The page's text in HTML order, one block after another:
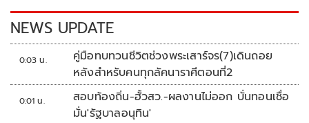
k k
NEWS UPDATE
0:03 น.
คู่มือทบทวนชีวิตช่วงพระเสาร์จร(7)เดินถอย
หลังสำหรับคนทุกลัคนาราศีตอนที่2
0:01 น.
สอบท้องถิ่น-ฮั้วสว.-ผลงานไม่ออก บั่นทอนเชื่อ
มั่น'รัฐบาลอนุทิน'